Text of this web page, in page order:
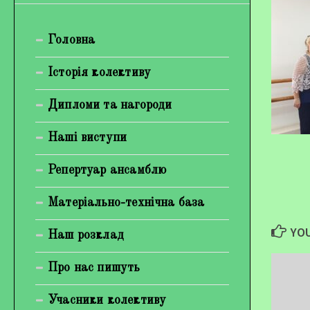
Гірієнко Ірина Михайлівна
Галерея
Відеогалерея
Фотогалерея
Головна
Історія колективу
Дипломи та нагороди
Наші виступи
Репертуар ансамблю
Матеріально-технічна база
Наш розклад
Про нас пишуть
Учасники колективу